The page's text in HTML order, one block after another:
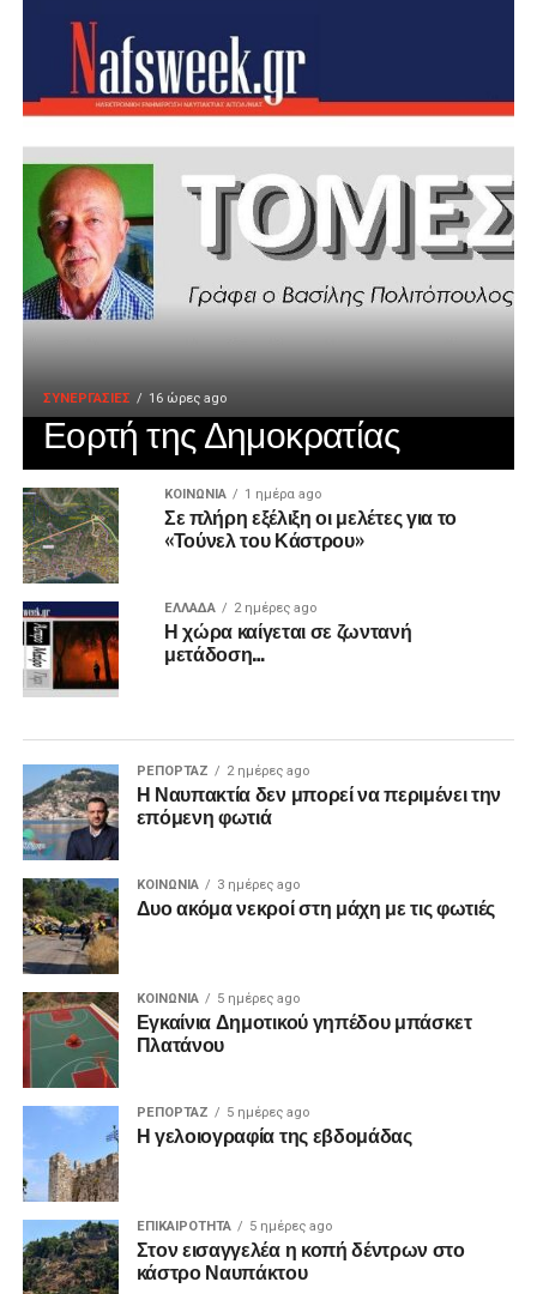
ΣΥΝΕΡΓΑΣΙΕΣ 16 ώρες ago
Εορτή της Δημοκρατίας
ΚΟΙΝΩΝΙΑ 1 ημέρα ago
Σε πλήρη εξέλιξη οι μελέτες για το
«Τούνελ του Κάστρου»
ΕΛΛΑΔΑ 2 ημέρες ago
Η χώρα καίγεται σε ζωντανή
μετάδοση…
ΡΕΠΟΡΤΑΖ 2 ημέρες ago
Η Ναυπακτία δεν μπορεί να περιμένει την
επόμενη φωτιά
ΚΟΙΝΩΝΙΑ 3 ημέρες ago
Δυο ακόμα νεκροί στη μάχη με τις φωτιές
ΚΟΙΝΩΝΙΑ 5 ημέρες ago
Εγκαίνια Δημοτικού γηπέδου μπάσκετ
Πλατάνου
ΡΕΠΟΡΤΑΖ 5 ημέρες ago
Η γελοιογραφία της εβδομάδας
ΕΠΙΚΑΙΡΟΤΗΤΑ 5 ημέρες ago
Στον εισαγγελέα η κοπή δέντρων στο
κάστρο Ναυπάκτου